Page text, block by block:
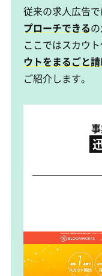
従来の求人広告で
プローチできる
ここではスカウ
ウトをまるごと
ご紹介します。